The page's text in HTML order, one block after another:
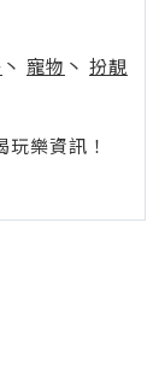
丶 寵物 丶 扮靚
樂資訊！